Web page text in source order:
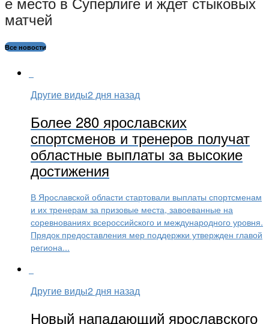
матчей
Все новости
Другие виды2 дня назад
Более 280 ярославских
спортсменов и тренеров получат
областные выплаты за высокие
достижения
В Ярославской области стартовали выплаты спортсменам
и их тренерам за призовые места, завоеванные на
соревнованиях всероссийского и международного уровня.
Прядок предоставления мер поддержки утвержден главой
региона...
Другие виды2 дня назад
Новый нападающий ярославского